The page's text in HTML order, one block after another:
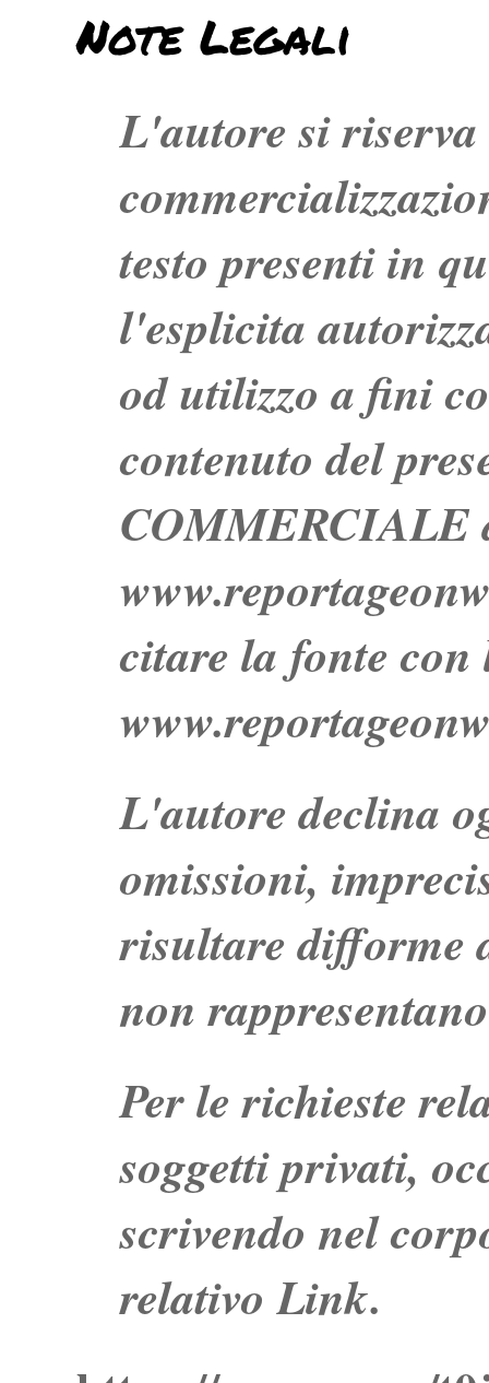
Note Legali
L'autore si
testo presenti in
l'esplicita
od utilizzo a fini
contenuto del
COMMERCIALE
citare la fonte
L'autore declina
omissioni,
risultare difforme
non
Per le richieste
soggetti privati,
scrivendo nel
relativo Link.